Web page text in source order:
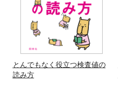
とんでもなく役立つ検査値の
読み方